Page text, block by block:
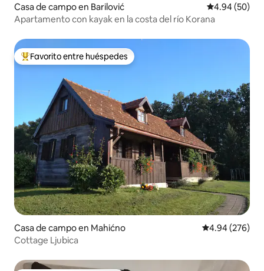
Casa de campo en Barilović Calificación
4.94 (50)
Apartamento con kayak en la costa del río Korana
De los mejores en Favorito entre huéspedes
Favorito entre huéspedes
Casa de campo en Mahićno Calificación
4.94 (276)
Cottage Ljubica